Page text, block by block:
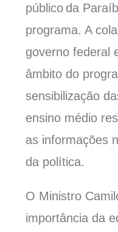
público da
programa. A
governo federal
âmbito do
sensibilização
ensino médio
as informações
da política.
O Ministro
importância da